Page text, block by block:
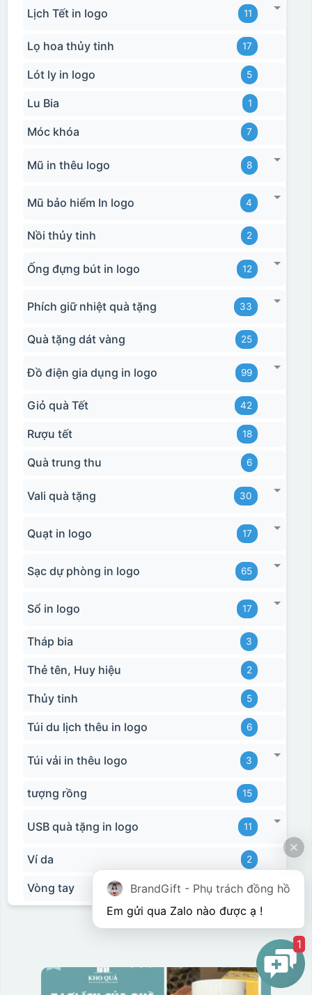
Lịch Tết in logo 11
Lọ hoa thủy tinh 17
Lót ly in logo 5
Lu Bia 1
Móc khóa 7
Mũ in thêu logo 8
Mũ bảo hiểm In logo 4
Nồi thủy tinh 2
Ống đựng bút in logo 12
Phích giữ nhiệt quà tặng 33
Quà tặng dát vàng 25
Đồ điện gia dụng in logo 99
Giỏ quà Tết 42
Rượu tết 18
Quà trung thu 6
Vali quà tặng 30
Quạt in logo 17
Sạc dự phòng in logo 65
Sổ in logo 17
Tháp bia 3
Thẻ tên, Huy hiệu 2
Thủy tinh 5
Túi du lịch thêu in logo 6
Túi vải in thêu logo 3
tượng rồng 15
USB quà tặng in logo 11
Ví da 2
Vòng tay 3
BrandGift - Phụ trách đồng hồ
1